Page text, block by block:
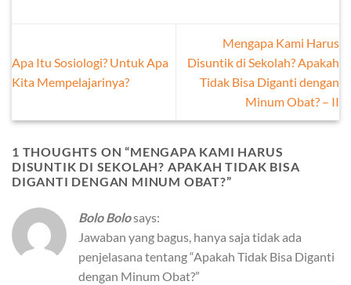
Apa Itu Sosiologi? Untuk Apa
Kita Mempelajarinya?
Mengapa Kami Harus
Disuntik di Sekolah? Apakah
Tidak Bisa Diganti dengan
Minum Obat? – II
1 THOUGHTS ON “MENGAPA KAMI HARUS
DISUNTIK DI SEKOLAH? APAKAH TIDAK BISA
DIGANTI DENGAN MINUM OBAT?”
Bolo Bolosays:
Jawaban yang bagus, hanya saja tidak ada
penjelasana tentang “Apakah Tidak Bisa Diganti
dengan Minum Obat?”